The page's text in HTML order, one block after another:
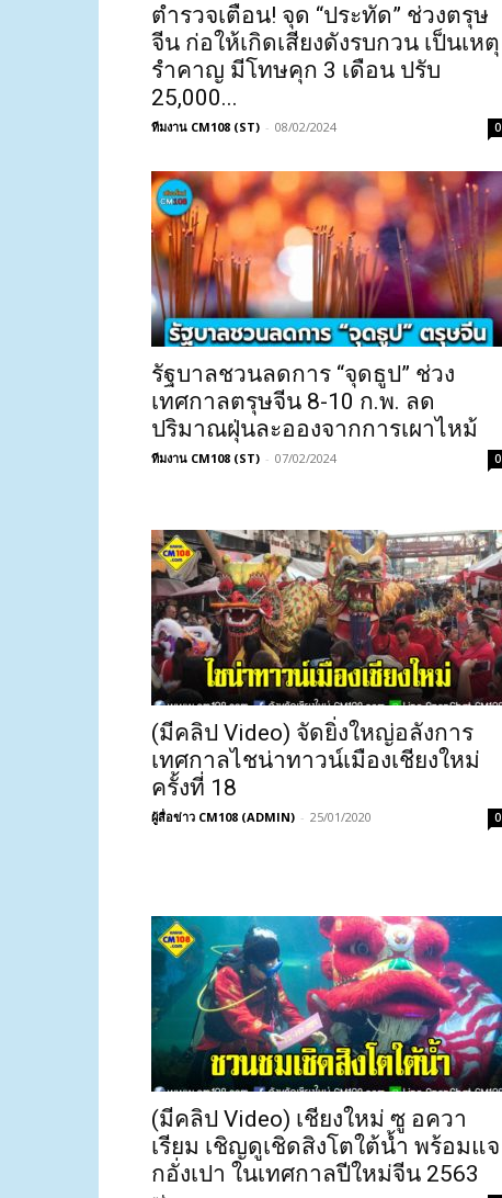
ตำรวจเตือน! จุด “ประทัด” ช่วงตรุษ
จีน ก่อให้เกิดเสียงดังรบกวน เป็นเหตุ
รำคาญ มีโทษคุก 3 เดือน ปรับ
25,000...
ทีมงาน CM108 (ST) - 08/02/2024 0
รัฐบาลชวนลดการ “จุดธูป” ช่วง
เทศกาลตรุษจีน 8-10 ก.พ. ลด
ปริมาณฝุ่นละอองจากการเผาไหม้
ทีมงาน CM108 (ST) - 07/02/2024 0
(มีคลิป Video) จัดยิ่งใหญ่อลังการ
เทศกาลไชน่าทาวน์เมืองเชียงใหม่
ครั้งที่ 18
ผู้สื่อข่าว CM108 (ADMIN) - 25/01/2020 0
(มีคลิป Video) เชียงใหม่ ซู อควา
เรียม เชิญดูเชิดสิงโตใต้น้ำ พร้อมแจ
กอั่งเปา ในเทศกาลปีใหม่จีน 2563